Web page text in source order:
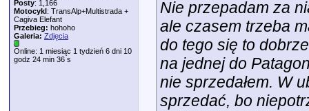
Posty: 1,166
Motocykl: TransAlp+Multistrada +
Cagiva Elefant
Przebieg: hohoho
Galeria: Zdjęcia
Online: 1 miesiąc 1 tydzień 6 dni 10
godz 24 min 36 s
Nie przepadam za
ale czasem trzeba
do tego się to
na jednej do
nie sprzedałem. W
sprzedać, bo